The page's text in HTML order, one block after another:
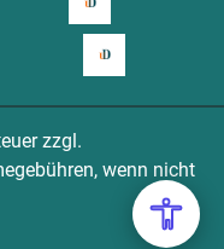
zzgl.
wenn nicht